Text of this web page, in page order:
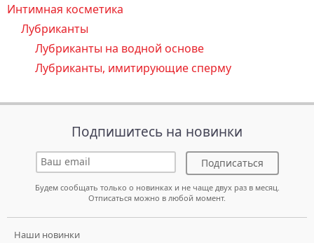
Интимная косметика
Лубриканты
Лубриканты на водной основе
Лубриканты, имитирующие сперму
Подпишитесь на новинки
Подписаться
Будем сообщать только о новинках и не чаще двух раз в месяц.
Отписаться можно в любой момент.
Наши новинки